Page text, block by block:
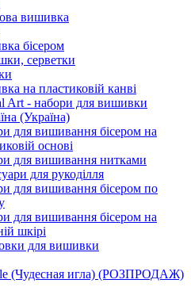
вишивка
бісером
серветки
на пластиковій канві
Art - набори для вишивки
(Україна)
для вишивання бісером на
основі
для вишивання нитками
для рукоділля
для вишивання бісером по
для вишивання бісером на
шкірі
для вишивки
(Чудесная игла) (РОЗПРОДАЖ)